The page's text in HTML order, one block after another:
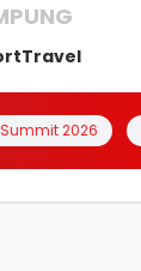
Travel
2026